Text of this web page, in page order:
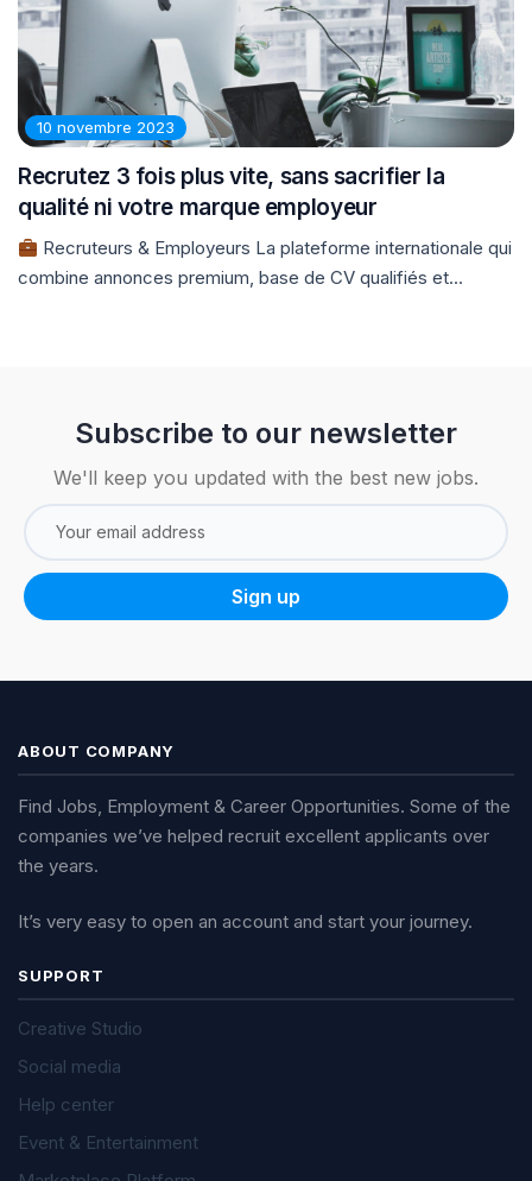
10 novembre 2023
Recrutez 3 fois plus vite, sans sacrifier la
qualité ni votre marque employeur
Recruteurs & Employeurs La plateforme internationale qui
combine annonces premium, base de CV qualifiés et...
Subscribe to our newsletter
We'll keep you updated with the best new jobs.
ABOUT COMPANY
Find Jobs, Employment & Career Opportunities. Some of the
companies we’ve helped recruit excellent applicants over
the years.
It’s very easy to open an account and start your journey.
SUPPORT
Creative Studio
Social media
Help center
Event & Entertainment